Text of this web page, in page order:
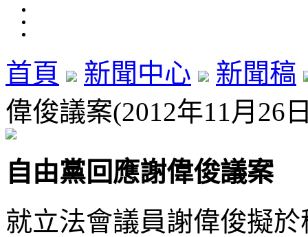
首頁 新聞中心
新聞稿
偉俊議案(2012年11月26
自由黨回應謝偉俊議案
就立法會議員謝偉俊擬